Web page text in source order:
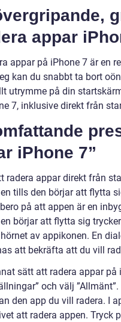
appar
appar på iPhone 7 är en
kan du snabbt ta bort
utrymme på din
7, inklusive direkt från
iPhone 7”
radera appar direkt från
tills den börjar att flytta
på att appen är en
börjar att flytta sig
av appikonen. En
att bekräfta att du vill
sätt att radera appar
och välj
den app du vill radera. I
att radera appen. Tryck